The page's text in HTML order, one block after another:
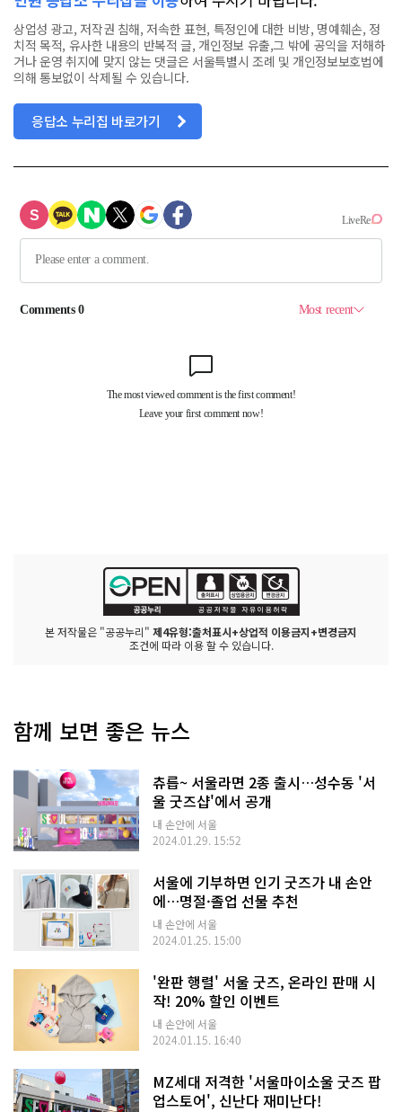
상업성 광고, 저작권 침해, 저속한 표현, 특정인에 대한 비방, 명예훼손, 정
치적 목적, 유사한 내용의 반복적 글, 개인정보 유출,그 밖에 공익을 저해하
거나 운영 취지에 맞지 않는 댓글은 서울특별시 조례 및 개인정보보호법에
의해 통보없이 삭제될 수 있습니다.
응답소 누리집 바로가기
본 저작물은 "공공누리" 제4유형:출처표시+상업적 이용금지+변경금지
조건에 따라 이용 할 수 있습니다.
함께 보면 좋은 뉴스
츄릅~ 서울라면 2종 출시…성수동 '서
울 굿즈샵'에서 공개
내 손안에 서울
2024.01.29. 15:52
서울에 기부하면 인기 굿즈가 내 손안
에…명절·졸업 선물 추천
내 손안에 서울
2024.01.25. 15:00
'완판 행렬' 서울 굿즈, 온라인 판매 시
작! 20% 할인 이벤트
내 손안에 서울
2024.01.15. 16:40
MZ세대 저격한 '서울마이소울 굿즈 팝
업스토어', 신난다 재미난다!